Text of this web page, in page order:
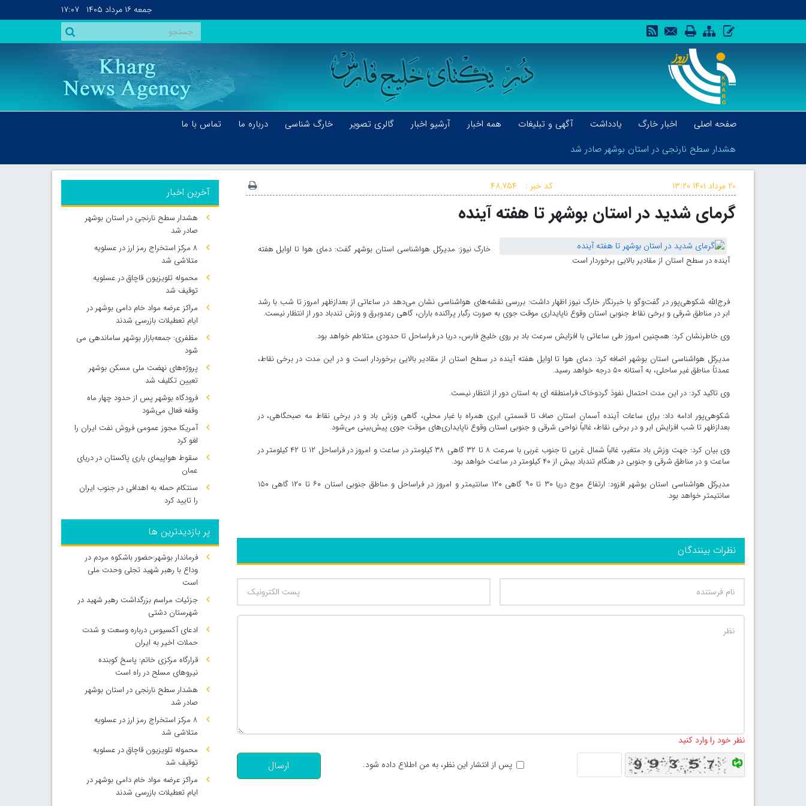
جمعه ۱۶ مرداد ۱۴۰۵ ۱۷:۰۷
صفحه اصلی اخبار خارگ یادداشت آگهی و تبلیغات همه اخبار آرشیو اخبار گالری تصویر خارگ شناسی درباره ما
تماس با ما
هشدار سطح نارنجی در استان بوشهر صادر شد
هشدار سطح نارنجی در استان بوشهر صادر شد
کد خبر : ۴۸,۷۵۴ ۲۰ مرداد ۱۴۰۱ ۱۳:۲۰
گرمای شدید در استان بوشهر تا هفته آینده
خارگ نیوز: مدیرکل هواشناسی استان بوشهر گفت: دمای هوا تا اوایل هفته
آینده در سطح استان از مقادیر بالایی برخوردار است
فرج‌الله شکوهی‌پور در گفت‌وگو با خبرنگار خارگ نیوز اظهار داشت: بررسی نقشه‌های هواشناسی نشان می‌دهد در ساعاتی از بعدازظهر امروز تا شب با رشد
ابر در مناطق شرقی و برخی نقاط جنوبی استان وقوع ناپایداری موقت جوی به صورت رگبار پراکنده باران، گاهی رعدوبرق و وزش تندباد دور از انتظار نیست.
وی خاطرنشان کرد: همچنین امروز طی ساعاتی با افزایش سرعت باد بر روی خلیج فارس، دریا در فراساحل تا حدودی متلاطم خواهد بود.
مدیرکل هواشناسی استان بوشهر اضافه کرد: دمای هوا تا اوایل هفته آینده در سطح استان از مقادیر بالایی برخوردار است و در این مدت در برخی نقاط،
عمدتاً مناطق غیر ساحلی، به آستانه ۵۰ درجه خواهد رسید.
وی تاکید کرد: در این مدت احتمال نفوذ گردوخاک فرامنطقه ای به استان دور از انتظار نیست.
شکوهی‌پور ادامه داد: برای ساعات آینده آسمان استان صاف تا قسمتی ابری همراه با غبار محلی، گاهی وزش باد و در برخی نقاط مه صبحگاهی، در
بعدازظهر تا شب افزایش ابر و در برخی نقاط، غالباً نواحی شرقی و جنوبی استان وقوع ناپایداری‌های موقت جوی پیش‌بینی می‌شود.
وی بیان کرد: جهت وزش باد متغیر، غالباً شمال غربی تا جنوب غربی با سرعت ۸ تا ۳۲ گاهی ۳۸ کیلومتر در ساعت و امروز در فراساحل ۱۲ تا ۴۲ کیلومتر در
ساعت و در مناطق شرقی و جنوبی در هنگام تندباد بیش از ۴۰ کیلومتر در ساعت خواهد بود.
مدیرکل هواشناسی استان بوشهر افزود: ارتفاع موج دریا ۳۰ تا ۹۰ گاهی ۱۲۰ سانتیمتر و امروز در فراساحل و مناطق جنوبی استان ۶۰ تا ۱۲۰ گاهی ۱۵۰
سانتیمتر خواهد بود.
نظرات بینندگان
نظر خود را وارد کنید
پس از انتشار این نظر، به من اطلاع داده شود.
ارسال
آخرین اخبار
هشدار سطح نارنجی در استان بوشهر
صادر شد
۸ مرکز استخراج رمز ارز در عسلویه
متلاشی شد
محموله تلویزیون قاچاق در عسلویه
توقیف شد
مراکز عرضه مواد خام دامی بوشهر در
ایام تعطیلات بازرسی شدند
مظفری: جمعه‌بازار بوشهر ساماندهی می‌
شود
پروژه‌های نهضت ملی مسکن بوشهر
تعیین تکلیف شد
فرودگاه بوشهر پس از حدود چهار ماه
وقفه فعال می‌شود
آمریکا مجوز عمومی فروش نفت ایران را
لغو کرد
سقوط هواپیمای باری پاکستان در دریای
عمان
سنتکام حمله به اهدافی در جنوب ایران
را تایید کرد
پر بازدیدترین ها
فرماندار بوشهر:حضور باشکوه مردم در
وداع با رهبر شهید تجلی وحدت ملی
است
جزئیات مراسم بزرگداشت رهبر شهید در
شهرستان دشتی
ادعای آکسیوس درباره وسعت و شدت
حملات اخیر به ایران
قرارگاه مرکزی خاتم: پاسخ کوبنده
نیروهای مسلح در راه است
هشدار سطح نارنجی در استان بوشهر
صادر شد
۸ مرکز استخراج رمز ارز در عسلویه
متلاشی شد
محموله تلویزیون قاچاق در عسلویه
توقیف شد
مراکز عرضه مواد خام دامی بوشهر در
ایام تعطیلات بازرسی شدند